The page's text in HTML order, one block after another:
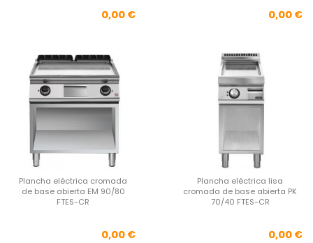
Precio
0,00 € 0,00 €
Plancha eléctrica cromada
de base abierta EM 90/80
FTES-CR
Precio
0,00 €
Plancha eléctrica lisa
cromada de base abierta PK
70/40 FTES-CR
0,00 €